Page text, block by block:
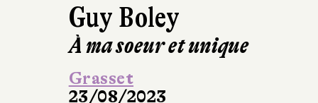
Guy Boley
À ma soeur et unique
Grasset
23/08/2023